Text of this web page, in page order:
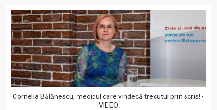
Cornelia Bălănescu, medicul care vindecă trecutul prin scris! -
VIDEO